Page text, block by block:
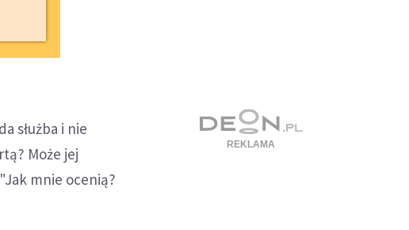
służba i nie
Może jej
mnie ocenią?